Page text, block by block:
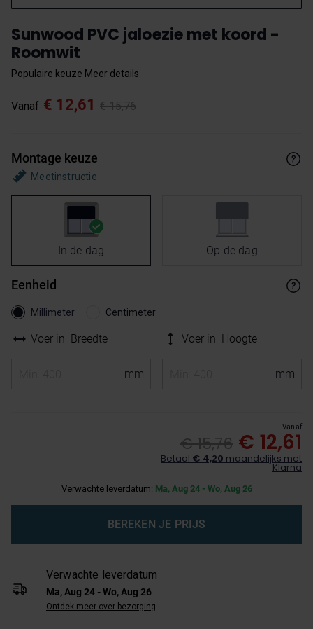
Sunwood PVC jaloezie met koord -
Roomwit
Populaire keuze Meer details
Vanaf € 15,76
€ 12,61
Montage keuze
Meetinstructie
In de dag Op de dag
Eenheid
Millimeter Centimeter
Voer in Breedte Voer in Hoogte
Vanaf
€ 15,76 € 12,61
Betaal € 4,20 maandelijks met
Klarna
Verwachte leverdatum: Ma, Aug 24 - Wo, Aug 26
BEREKEN JE PRIJS
Verwachte leverdatum
Ma, Aug 24 - Wo, Aug 26
Ontdek meer over bezorging